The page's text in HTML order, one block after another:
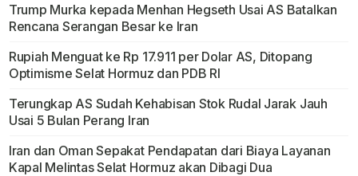
Trump Murka kepada Menhan Hegseth Usai AS Batalkan
Rencana Serangan Besar ke Iran
Rupiah Menguat ke Rp 17.911 per Dolar AS, Ditopang
Optimisme Selat Hormuz dan PDB RI
Terungkap AS Sudah Kehabisan Stok Rudal Jarak Jauh
Usai 5 Bulan Perang Iran
Iran dan Oman Sepakat Pendapatan dari Biaya Layanan
Kapal Melintas Selat Hormuz akan Dibagi Dua